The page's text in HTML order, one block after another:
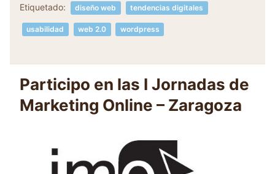
Etiquetado: diseño web tendencias digitales
usabilidad web 2.0 wordpress
Participo en las I Jornadas de
Marketing Online – Zaragoza